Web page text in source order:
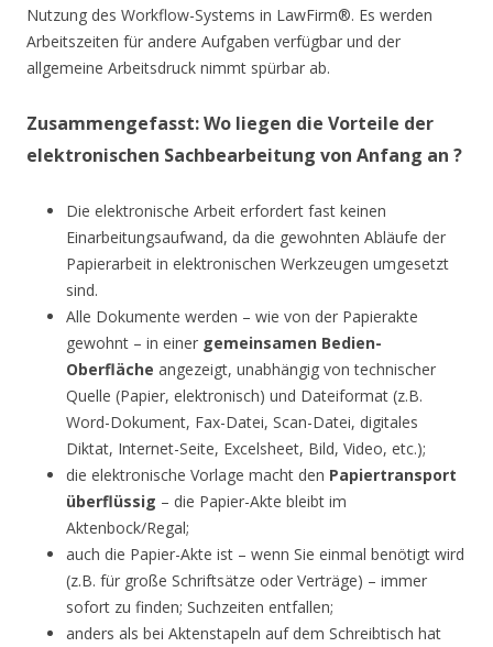
Nutzung des Workflow-Systems in LawFirm®. Es werden
Arbeitszeiten für andere Aufgaben verfügbar und der
allgemeine Arbeitsdruck nimmt spürbar ab.
Zusammengefasst: Wo liegen die Vorteile der
elektronischen Sachbearbeitung von Anfang an ?
Die elektronische Arbeit erfordert fast keinen
Einarbeitungsaufwand, da die gewohnten Abläufe der
Papierarbeit in elektronischen Werkzeugen umgesetzt
sind.
Alle Dokumente werden – wie von der Papierakte
gewohnt – in einer gemeinsamen Bedien-
Oberfläche angezeigt, unabhängig von technischer
Quelle (Papier, elektronisch) und Dateiformat (z.B.
Word-Dokument, Fax-Datei, Scan-Datei, digitales
Diktat, Internet-Seite, Excelsheet, Bild, Video, etc.);
die elektronische Vorlage macht den Papiertransport
überflüssig – die Papier-Akte bleibt im
Aktenbock/Regal;
auch die Papier-Akte ist – wenn Sie einmal benötigt wird
(z.B. für große Schriftsätze oder Verträge) – immer
sofort zu finden; Suchzeiten entfallen;
anders als bei Aktenstapeln auf dem Schreibtisch hat